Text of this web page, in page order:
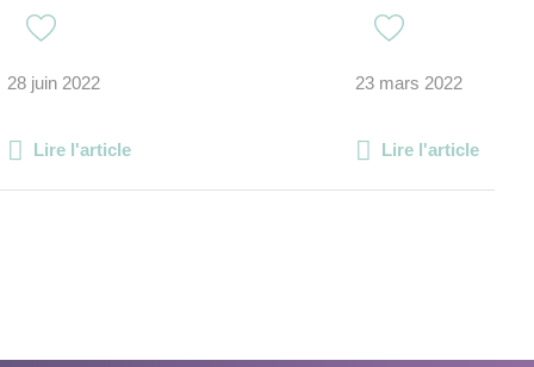
28 juin 2022
Lire l'article
23 mars 2022
Lire l'article